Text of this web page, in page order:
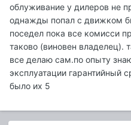
облуживание у дилеров не
однажды попал с движком
поседел пока все комисси
таково (виновен владелец).
все делаю сам.по опыту
эксплуатации гарантийный
было их 5